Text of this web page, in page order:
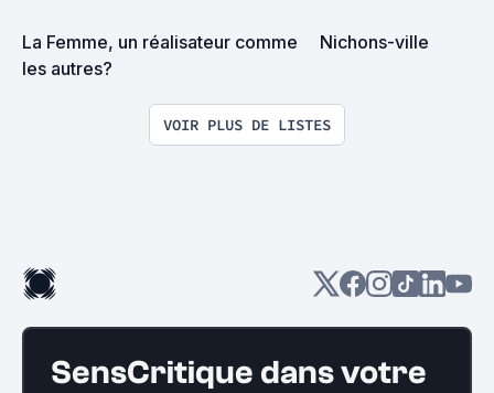
La Femme, un réalisateur comme
les autres?
Nichons-ville
VOIR PLUS DE LISTES
SensCritique dans votre